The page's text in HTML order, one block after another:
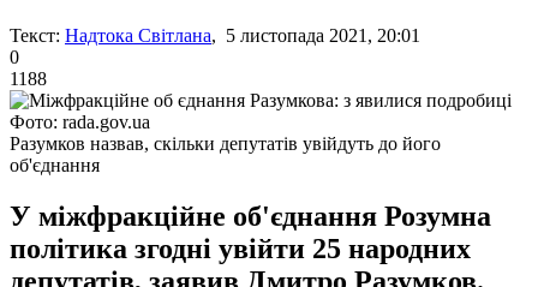
Текст: Надтока Світлана, 5 листопада 2021, 20:01
0
1188
Фото: rada.gov.ua
Разумков назвав, скільки депутатів увійдуть до його
об'єднання
У міжфракційне об'єднання Розумна
політика згодні увійти 25 народних
депутатів, заявив Дмитро Разумков.